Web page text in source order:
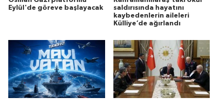
Eylül'de göreve başlayacak
saldırısında hayatını
kaybedenlerin aileleri
Külliye’de ağırlandı